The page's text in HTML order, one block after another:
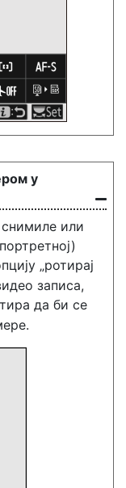
у
или
„ротирај
записа,
да би се